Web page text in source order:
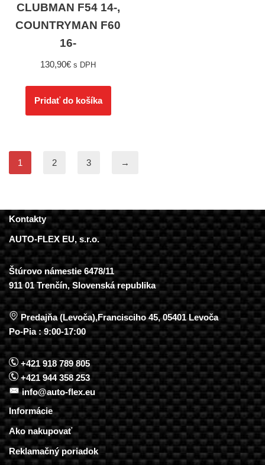
CLUBMAN F54 14-,
COUNTRYMAN F60
16-
130,90€ s DPH
Pridať do košíka
1 2 3 →
Kontakty
AUTO-FLEX EU, s.r.o.
Štúrovo námestie 6478/11
911 01 Trenčín, Slovenská republika
Predajňa (Levoča),Francisciho 45, 05401 Levoča
Po-Pia : 9:00-17:00
+421 918 789 805
+421 944 358 253
info@auto-flex.eu
Informácie
Ako nakupovať
Reklamačný poriadok